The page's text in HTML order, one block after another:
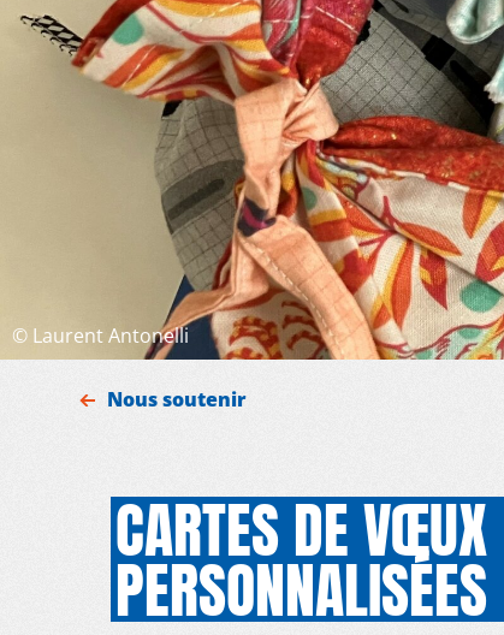
© Laurent Antonelli
Nous soutenir
CARTES DE VŒUX
PERSONNALISÉES